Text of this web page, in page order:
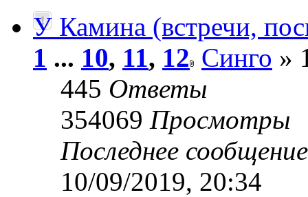
У Камина (встречи,
1 ... 10, 11, 12 Синго »
445 Ответы
354069 Просмотры
Последнее
10/09/2019, 20:34